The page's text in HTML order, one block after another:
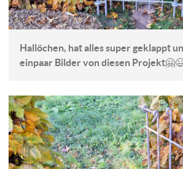
Hallöchen, hat alles super geklappt
einpaar Bilder von diesen